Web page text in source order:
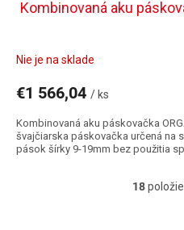
Kombinovaná aku
Nie je na sklade
€1 566,04 / ks
Kombinovaná aku páskovačka
švajčiarska páskovačka určená na
pások šírky 9-19mm bez použitia
18